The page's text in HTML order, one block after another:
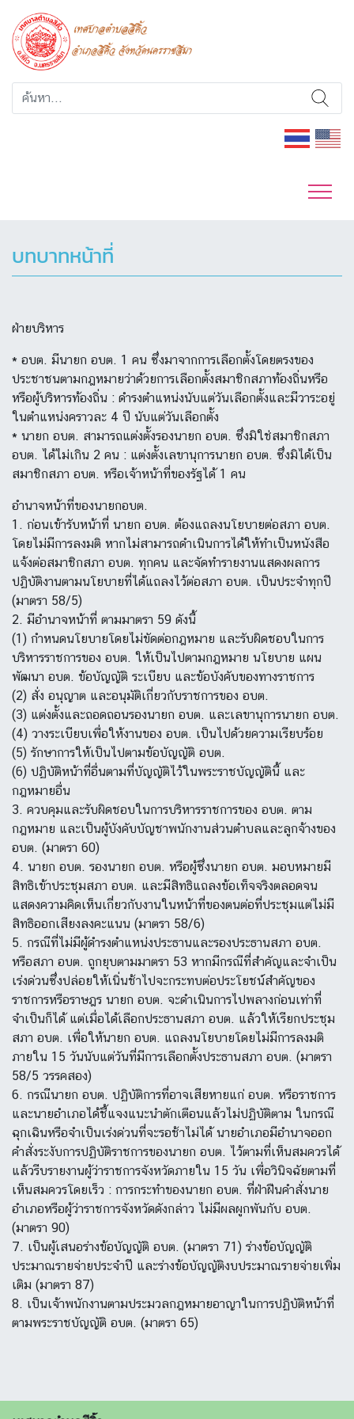
บทบาทหน้าที่
ฝ่ายบริหาร
* อบต. มีนายก อบต. 1 คน ซึ่งมาจากการเลือกตั้งโดยตรงของ
ประชาชนตามกฎหมายว่าด้วยการเลือกตั้งสมาชิกสภาท้องถิ่นหรือ
หรือผู้บริหารท้องถิ่น : ดำรงตำแหน่งนับแต่วันเลือกตั้งและมีวาระอยู่
ในตำแหน่งคราวละ 4 ปี นับแต่วันเลือกตั้ง
* นายก อบต. สามารถแต่งตั้งรองนายก อบต. ซึ่งมิใช่สมาชิกสภา
อบต. ได้ไม่เกิน 2 คน : แต่งตั้งเลขานุการนายก อบต. ซึ่งมิได้เป็น
สมาชิกสภา อบต. หรือเจ้าหน้าที่ของรัฐได้ 1 คน
อำนาจหน้าที่ของนายกอบต.
1. ก่อนเข้ารับหน้าที่ นายก อบต. ต้องแถลงนโยบายต่อสภา อบต.
โดยไม่มีการลงมติ หากไม่สามารถดำเนินการได้ให้ทำเป็นหนังสือ
แจ้งต่อสมาชิกสภา อบต. ทุกคน และจัดทำรายงานแสดงผลการ
ปฏิบัติงานตามนโยบายที่ได้แถลงไว้ต่อสภา อบต. เป็นประจำทุกปี
(มาตรา 58/5)
2. มีอำนาจหน้าที่ ตามมาตรา 59 ดังนี้
(1) กำหนดนโยบายโดยไม่ขัดต่อกฎหมาย และรับผิดชอบในการ
บริหารราชการของ อบต. ให้เป็นไปตามกฎหมาย นโยบาย แผน
พัฒนา อบต. ข้อบัญญัติ ระเบียบ และข้อบังคับของทางราชการ
(2) สั่ง อนุญาต และอนุมัติเกี่ยวกับราชการของ อบต.
(3) แต่งตั้งและถอดถอนรองนายก อบต. และเลขานุการนายก อบต.
(4) วางระเบียบเพื่อให้งานของ อบต. เป็นไปด้วยความเรียบร้อย
(5) รักษาการให้เป็นไปตามข้อบัญญัติ อบต.
(6) ปฏิบัติหน้าที่อื่นตามที่บัญญัติไว้ในพระราชบัญญัตินี้ และ
กฎหมายอื่น
3. ควบคุมและรับผิดชอบในการบริหารราชการของ อบต. ตาม
กฎหมาย และเป็นผู้บังคับบัญชาพนักงานส่วนตำบลและลูกจ้างของ
อบต. (มาตรา 60)
4. นายก อบต. รองนายก อบต. หรือผู้ซึ่งนายก อบต. มอบหมายมี
สิทธิเข้าประชุมสภา อบต. และมีสิทธิแถลงข้อเท็จจริงตลอดจน
แสดงความคิดเห็นเกี่ยวกับงานในหน้าที่ของตนต่อที่ประชุมแต่ไม่มี
สิทธิออกเสียงลงคะแนน (มาตรา 58/6)
5. กรณีที่ไม่มีผู้ดำรงตำแหน่งประธานและรองประธานสภา อบต.
หรือสภา อบต. ถูกยุบตามมาตรา 53 หากมีกรณีที่สำคัญและจำเป็น
เร่งด่วนซึ่งปล่อยให้เนิ่นช้าไปจะกระทบต่อประโยชน์สำคัญของ
ราชการหรือราษฎร นายก อบต. จะดำเนินการไปพลางก่อนเท่าที่
จำเป็นก็ได้ แต่เมื่อได้เลือกประธานสภา อบต. แล้วให้เรียกประชุม
สภา อบต. เพื่อให้นายก อบต. แถลงนโยบายโดยไม่มีการลงมติ
ภายใน 15 วันนับแต่วันที่มีการเลือกตั้งประธานสภา อบต. (มาตรา
58/5 วรรคสอง)
6. กรณีนายก อบต. ปฏิบัติการที่อาจเสียหายแก่ อบต. หรือราชการ
และนายอำเภอได้ชี้แจงแนะนำตักเตือนแล้วไม่ปฏิบัติตาม ในกรณี
ฉุกเฉินหรือจำเป็นเร่งด่วนที่จะรอช้าไม่ได้ นายอำเภอมีอำนาจออก
คำสั่งระงับการปฏิบัติราชการของนายก อบต. ไว้ตามที่เห็นสมควรได้
แล้วรีบรายงานผู้ว่าราชการจังหวัดภายใน 15 วัน เพื่อวินิจฉัยตามที่
เห็นสมควรโดยเร็ว : การกระทำของนายก อบต. ที่ฝ่าฝืนคำสั่งนาย
อำเภอหรือผู้ว่าราชการจังหวัดดังกล่าว ไม่มีผลผูกพันกับ อบต.
(มาตรา 90)
7. เป็นผู้เสนอร่างข้อบัญญัติ อบต. (มาตรา 71) ร่างข้อบัญญัติ
ประมาณรายจ่ายประจำปี และร่างข้อบัญญัติงบประมาณรายจ่ายเพิ่ม
เติม (มาตรา 87)
8. เป็นเจ้าพนักงานตามประมวลกฎหมายอาญาในการปฏิบัติหน้าที่
ตามพระราชบัญญัติ อบต. (มาตรา 65)